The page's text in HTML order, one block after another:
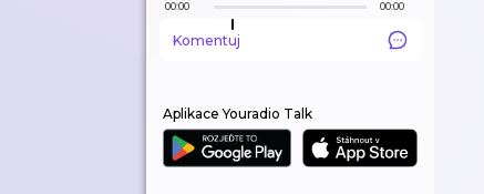
00:00 00:00
Komentuj
Aplikace Youradio Talk